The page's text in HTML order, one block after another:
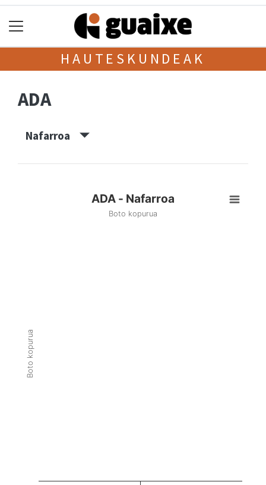
HAUTESKUNDEAK
ADA
Nafarroa
Boto kopurua
ADA - Nafarroa
Boto kopurua